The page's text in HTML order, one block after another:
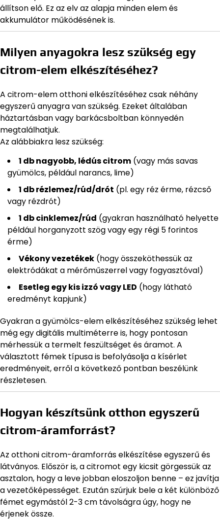
állítson elő. Ez az elv az alapja minden elem és
akkumulátor működésének is.
Milyen anyagokra lesz szükség egy
citrom-elem elkészítéséhez?
A citrom-elem otthoni elkészítéséhez csak néhány
egyszerű anyagra van szükség. Ezeket általában
háztartásban vagy barkácsboltban könnyedén
megtalálhatjuk.
Az alábbiakra lesz szükség:
1 db nagyobb, lédús citrom (vagy más savas
gyümölcs, például narancs, lime)
1 db rézlemez/rúd/drót (pl. egy réz érme, rézcső
vagy rézdrót)
1 db cinklemez/rúd (gyakran használható helyette
például horganyzott szög vagy egy régi 5 forintos
érme)
Vékony vezetékek (hogy összeköthessük az
elektródákat a mérőműszerrel vagy fogyasztóval)
Esetleg egy kis izzó vagy LED (hogy látható
eredményt kapjunk)
Gyakran a gyümölcs-elem elkészítéséhez szükség lehet
még egy digitális multiméterre is, hogy pontosan
mérhessük a termelt feszültséget és áramot. A
választott fémek típusa is befolyásolja a kísérlet
eredményeit, erről a következő pontban beszélünk
részletesen.
Hogyan készítsünk otthon egyszerű
citrom-áramforrást?
Az otthoni citrom-áramforrás elkészítése egyszerű és
látványos. Először is, a citromot egy kicsit görgessük az
asztalon, hogy a leve jobban eloszoljon benne – ez javítja
a vezetőképességet. Ezután szúrjuk bele a két különböző
fémet egymástól 2-3 cm távolságra úgy, hogy ne
érjenek össze.